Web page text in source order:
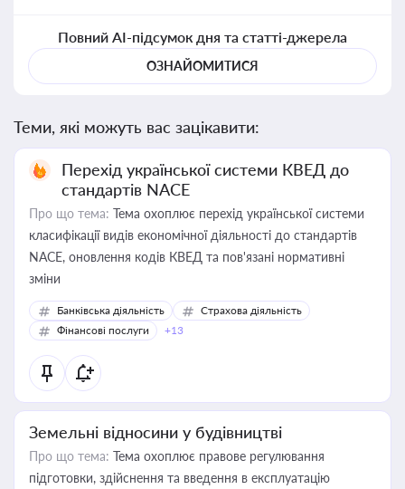
Повний AI-підсумок дня та статті-джерела
ОЗНАЙОМИТИСЯ
Теми, які можуть вас зацікавити:
Перехід української системи КВЕД до
стандартів NACE
Про що тема: Тема охоплює перехід української системи
класифікації видів економічної діяльності до стандартів
NACE, оновлення кодів КВЕД та пов'язані нормативні
зміни
Банківська діяльність
Страхова діяльність
Фінансові послуги
+13
Земельні відносини у будівництві
Про що тема: Тема охоплює правове регулювання
підготовки, здійснення та введення в експлуатацію